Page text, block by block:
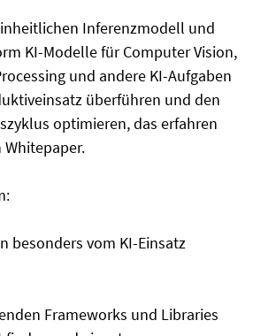
Inferenzmodell und
KI-Modelle für Computer Vision,
und andere KI-Aufgaben
überführen und den
optimieren, das erfahren
besonders vom KI-Einsatz
Frameworks und Libraries